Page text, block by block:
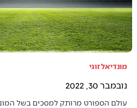
מונדיאל זוגי
נובמבר 30, 2022
עולם הספורט מרותק למסכים בשל